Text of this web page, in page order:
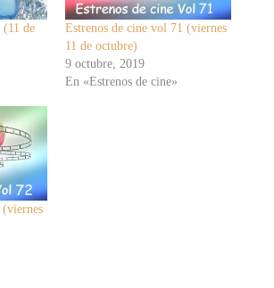
(11 de
Estrenos de cine vol 71 (viernes
11 de octubre)
9 octubre, 2019
En «Estrenos de cine»